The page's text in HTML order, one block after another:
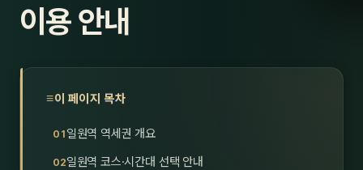
충북
이용 안내
이 페이지 목차
일원역 역세권 개요
일원역 코스·시간대 선택 안내